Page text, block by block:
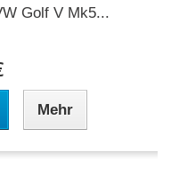
Golf V Mk5...
Mehr